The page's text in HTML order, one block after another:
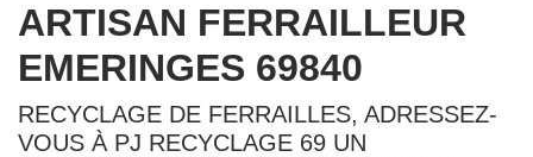
ARTISAN FERRAILLEUR
EMERINGES 69840
RECYCLAGE DE FERRAILLES, ADRESSEZ-
VOUS À PJ RECYCLAGE 69 UN